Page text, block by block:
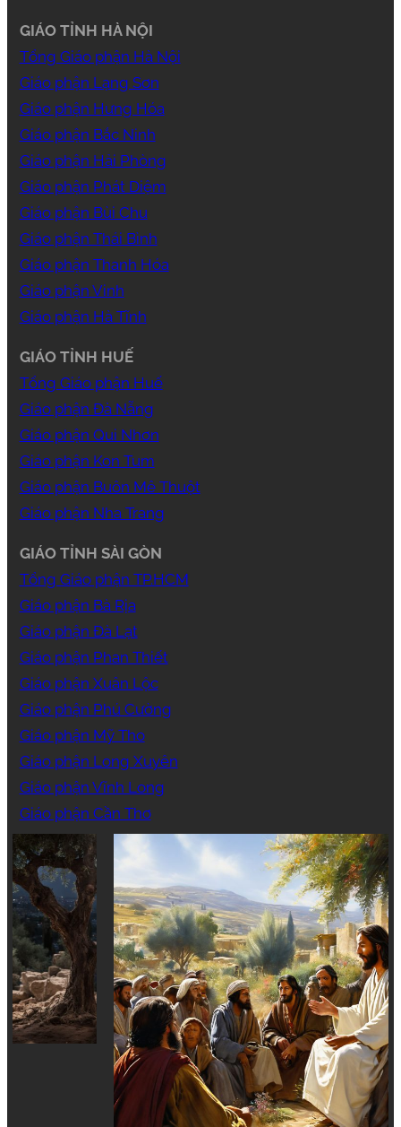
GIÁO TỈNH HÀ NỘI
Tổng Giáo phận Hà Nội
Giáo phận Lạng Sơn
Giáo phận Hưng Hóa
Giáo phận Bắc Ninh
Giáo phận Hải Phòng
Giáo phận Phát Diệm
Giáo phận Bùi Chu
Giáo phận Thái Bình
Giáo phận Thanh Hóa
Giáo phận Vinh
Giáo phận Hà Tĩnh
GIÁO TỈNH HUẾ
Tổng Giáo phận Huế
Giáo phận Đà Nẵng
Giáo phận Qui Nhơn
Giáo phận Kon Tum
Giáo phận Buôn Mê Thuột
Giáo phận Nha Trang
GIÁO TỈNH SÀI GÒN
Tổng Giáo phận TP.HCM
Giáo phận Bà Rịa
Giáo phận Đà Lạt
Giáo phận Phan Thiết
Giáo phận Xuân Lộc
Giáo phận Phú Cường
Giáo phận Mỹ Tho
Giáo phận Long Xuyên
Giáo phận Vĩnh Long
Giáo phận Cần Thơ